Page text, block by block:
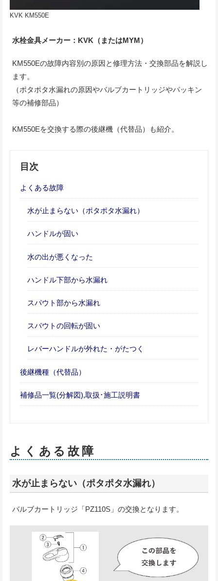
KVK KM550E
水栓金具メーカー：KVK（またはMYM）
KM550Eの故障内容別の原因と修理方法・交換部品を解説し
ます。
（ポタポタ水漏れの原因やバルブカートリッジやパッキン
等の補修部品）
KM550Eを交換する際の後継機（代替品）も紹介。
目次
よくある故障
水が止まらない（ポタポタ水漏れ）
ハンドルが固い
水の出が悪くなった
ハンドル下部から水漏れ
スパウト部から水漏れ
スパウトの回転が固い
レバーハンドルが外れた・がたつく
後継機種（代替品）
補修品一覧(分解図),取扱･施工説明書
よくある故障
水が止まらない（ポタポタ水漏れ）
バルブカートリッジ「PZ110S」の交換となります。